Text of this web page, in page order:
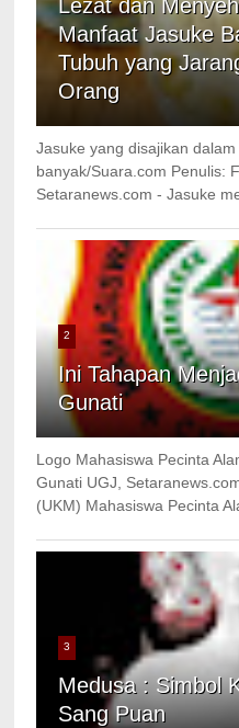
Lezat dan
Manfaat Jasuke
Tubuh yang
Orang
Jasuke yang disajikan
banyak/Suara.com Penulis:
Setaranews.com - Jasuke
2
Ini Tahapan
Gunati
Logo Mahasiswa Pecinta
Gunati UGJ,
(UKM) Mahasiswa Pecinta
3
Medusa : Simbol
Sang Puan